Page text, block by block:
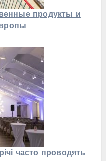
продукты и
часто проводять